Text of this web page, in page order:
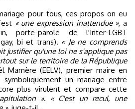
pour tous, ces propos on eu
« une expression inattendue », a
porte-parole de l'Inter-LGBT
bi et trans). « Je ne comprends
justifier qu'une loi ne s'applique pas
sur le territoire de la République
Mamère (EELV), premier maire en
un mariage entre
plus virulent et compare cette
». « C'est un recul, une